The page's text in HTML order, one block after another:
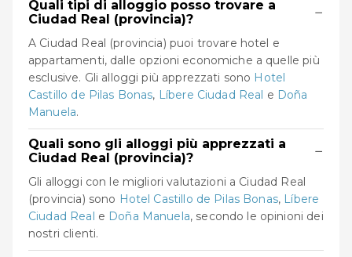
Quali tipi di alloggio posso trovare a
Ciudad Real (provincia)?
−
A Ciudad Real (provincia) puoi trovare hotel e
appartamenti, dalle opzioni economiche a quelle più
esclusive. Gli alloggi più apprezzati sono Hotel
Castillo de Pilas Bonas, Líbere Ciudad Real e Doña
Manuela.
Quali sono gli alloggi più apprezzati a
Ciudad Real (provincia)?
−
Gli alloggi con le migliori valutazioni a Ciudad Real
(provincia) sono Hotel Castillo de Pilas Bonas, Líbere
Ciudad Real e Doña Manuela, secondo le opinioni dei
nostri clienti.